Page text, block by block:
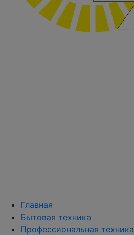
Главная
Бытовая техника
Профессиональная техника